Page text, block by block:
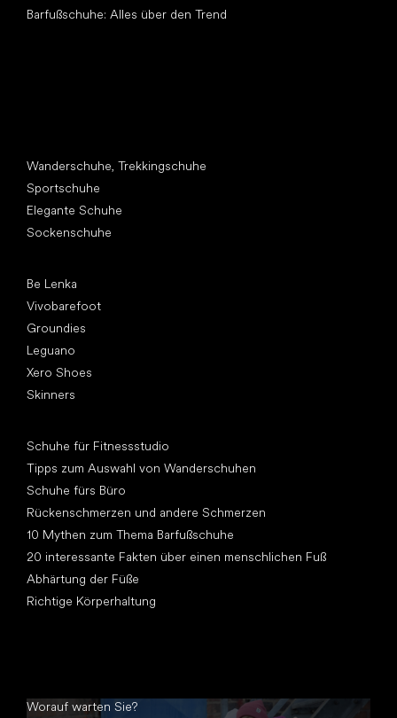
Barfußschuhe: Alles über den Trend
Wanderschuhe, Trekkingschuhe
Sportschuhe
Elegante Schuhe
Sockenschuhe
Be Lenka
Vivobarefoot
Groundies
Leguano
Xero Shoes
Skinners
Schuhe für Fitnessstudio
Tipps zum Auswahl von Wanderschuhen
Schuhe fürs Büro
Rückenschmerzen und andere Schmerzen
10 Mythen zum Thema Barfußschuhe
20 interessante Fakten über einen menschlichen Fuß
Abhärtung der Füße
Richtige Körperhaltung
Worauf warten Sie?